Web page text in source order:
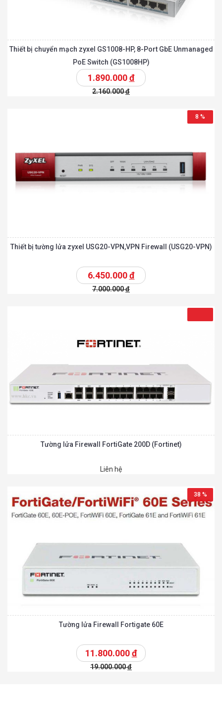
Thiết bị chuyển mạch zyxel GS1008-HP, 8-Port GbE Unmanaged
PoE Switch (GS1008HP)
1.890.000đ
2.160.000đ
8 %
Thiết bị tường lửa zyxel USG20-VPN,VPN Firewall (USG20-VPN)
6.450.000đ
7.000.000đ
Tường lửa Firewall FortiGate 200D (Fortinet)
Liên hệ
38 %
Tường lửa Firewall Fortigate 60E
11.800.000đ
19.000.000đ